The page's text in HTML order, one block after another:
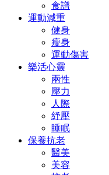
食譜
運動減重
健身
瘦身
運動傷害
樂活心靈
兩性
壓力
人際
紓壓
睡眠
保養抗老
醫美
美容